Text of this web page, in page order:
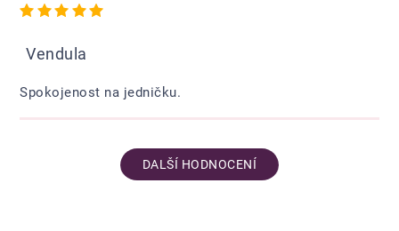
Vendula
Hodnocení obchodu je 5 z 5 hvězdiček.
Spokojenost na jedničku.
DALŠÍ HODNOCENÍ